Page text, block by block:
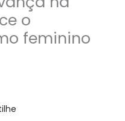
o
feminino